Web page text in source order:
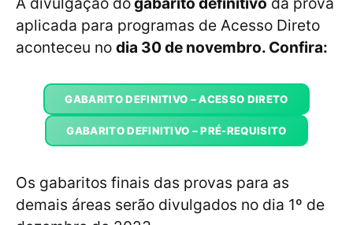
aplicada para programas de Acesso Direto
aconteceu no dia 30 de novembro. Confira:
GABARITO DEFINITIVO – ACESSO DIRETO
GABARITO DEFINITIVO – PRÉ-REQUISITO
Os gabaritos finais das provas para as
demais áreas serão divulgados no dia 1º de